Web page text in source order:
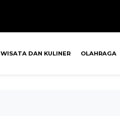
WISATA DAN KULINER OLAHRAGA